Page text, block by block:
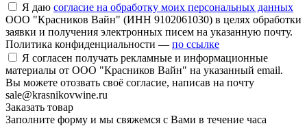
Я даю согласие на обработку моих персональных данных
ООО "Красников Вайн" (ИНН 9102061030) в целях обработки
заявки и получения электронных писем на указанную почту.
Политика конфиденциальности — по ссылке
Я согласен получать рекламные и информационные
материалы от ООО "Красников Вайн" на указанный email.
Вы можете отозвать своё согласие, написав на почту
sale@krasnikovwine.ru
Заказать товар
Заполните форму и мы свяжемся с Вами в течение часа